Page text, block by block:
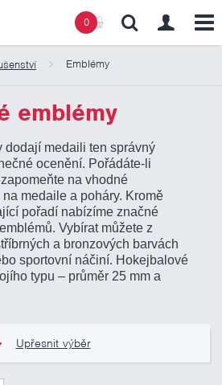
0
Emblémy
emblémy
dodají medaili ten správný
ocenění. Pořádáte-li
na vhodné
medaile a poháry. Kromě
pořadí nabízíme značné
Vybírat můžete z
a bronzových barvách
sportovní náčiní. Hokejbalové
typu – průměr 25 mm a
Upřesnit výběr